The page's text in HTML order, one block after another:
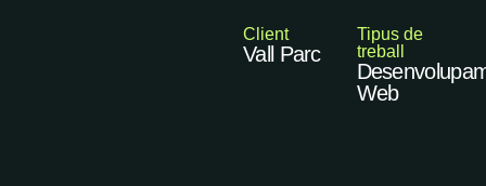
Client
Vall Parc
Tipus de
treball
Web